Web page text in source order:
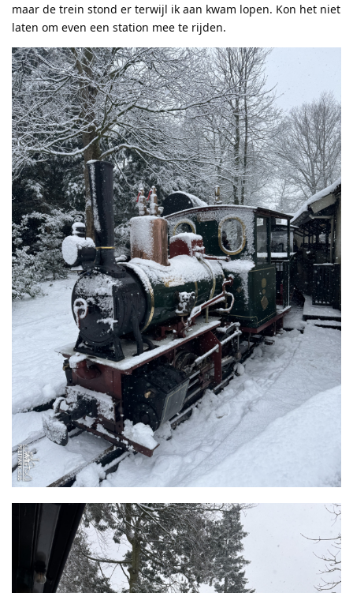
maar de trein stond er terwijl ik aan kwam lopen. Kon het niet
laten om even een station mee te rijden.